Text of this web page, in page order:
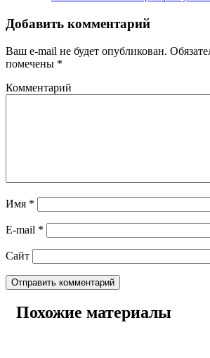
Добавить комментарий
Ваш e-mail не будет опубликован.
помечены *
Комментарий
Имя *
E-mail *
Сайт
Похожие материалы